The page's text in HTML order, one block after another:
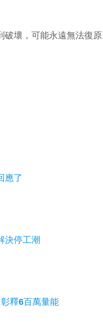
破壞，可能永遠無法
應了
決停工潮
釋6百萬量能